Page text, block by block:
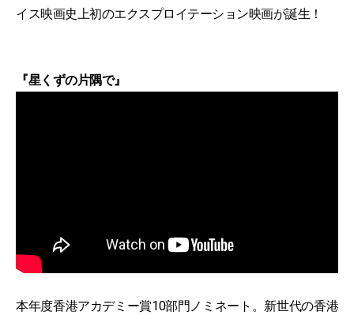
イス映画史上初のエクスプロイテーション映画が誕生！
『星くずの片隅で』
本年度香港アカデミー賞10部門ノミネート。新世代の香港